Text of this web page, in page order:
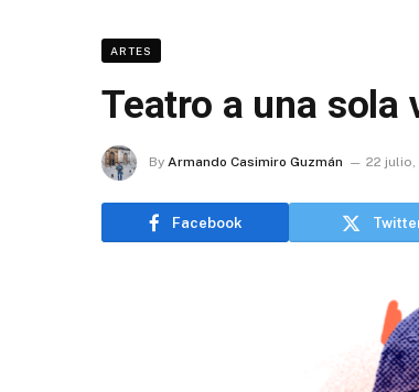
ARTES
Teatro a una sola
By Armando Casimiro Guzmán 22 julio,
Facebook